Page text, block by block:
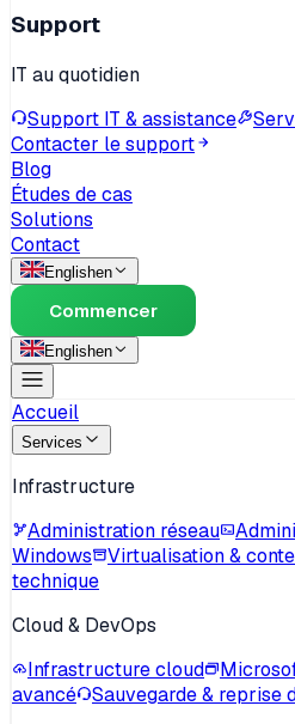
Support
IT au quotidien
Support IT & assistance
Contacter le support
Blog
Études de cas
Solutions
Contact
Englishen
Commencer
Englishen
Accueil
Services
Infrastructure
Administration réseau
Windows
Virtualisation &
technique
Cloud & DevOps
Infrastructure cloud
avancé
Sauvegarde & reprise